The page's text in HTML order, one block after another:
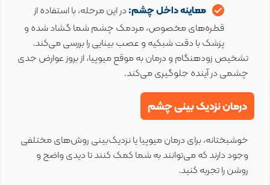
معاینه داخل چشم:در این مرحله، با استفاده از
قطره‌های مخصوص، مردمک چشم شما گشاد شده و
پزشک با دقت شبکیه و عصب بینایی را بررسی می‌کند.
تشخیص زودهنگام و درمان به موقع میوپیا، از بروز عوارض جدی
چشمی در آینده جلوگیری می‌کند.
درمان نزدیک بینی چشم
خوشبختانه، برای درمان میوپیا یا نزدیک‌بینی روش‌های مختلفی
وجود دارند که می‌توانند به شما کمک کنند تا دیدی واضح و
روشن را تجربه کنید.